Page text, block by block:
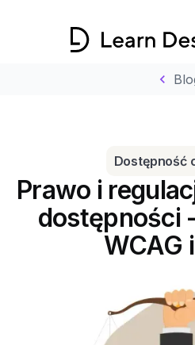
chevron_left
Dostępność
Prawo i
dostępności
WCAG